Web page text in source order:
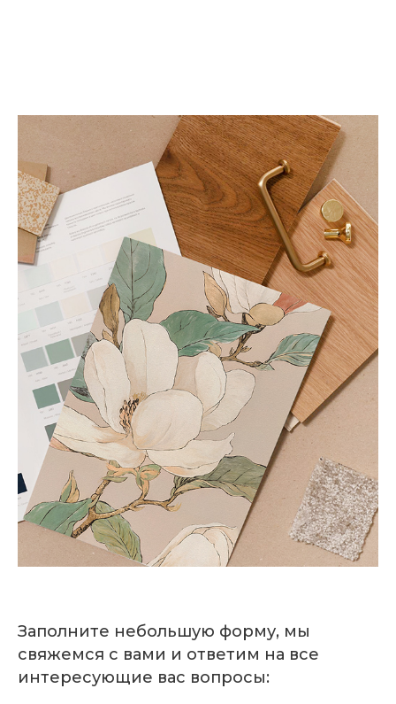
Заполните небольшую форму, мы
свяжемся с вами и ответим на все
интересующие вас вопросы: